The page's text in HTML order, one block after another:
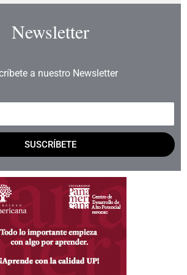
Newsletter
a nuestro Newsletter
SUSCRÍBETE